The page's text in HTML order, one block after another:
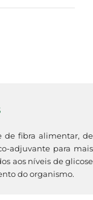
de fibra alimentar, de
adjuvante para mais
aos níveis de glicose
do organismo.